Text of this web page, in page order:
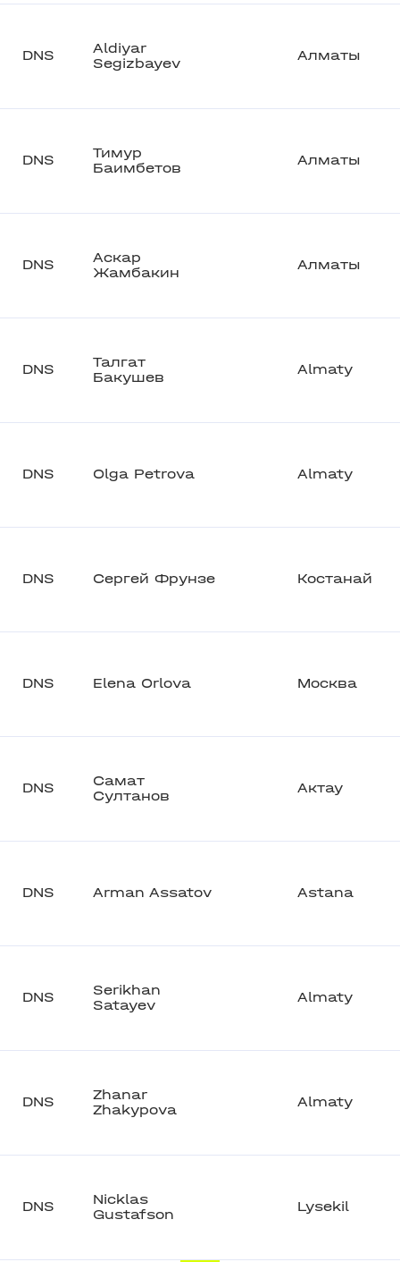
DNS
Aldiyar
Segizbayev
Алматы
DNS
Тимур
Баимбетов
Алматы
DNS
Аскар
Жамбакин
Алматы
DNS
Талгат
Бакушев
Almaty
DNS Olga Petrova Almaty
DNS Сергей Фрунзе Костанай
DNS Elena Orlova Москва
DNS
Самат
Султанов
Актау
DNS Arman Assatov Astana
DNS
Serikhan
Satayev
Almaty
DNS
Zhanar
Zhakypova
Almaty
DNS
Nicklas
Gustafson
Lysekil